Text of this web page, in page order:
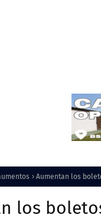
Aumentan los
los